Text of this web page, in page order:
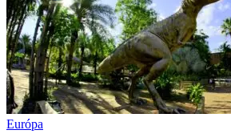
Európa